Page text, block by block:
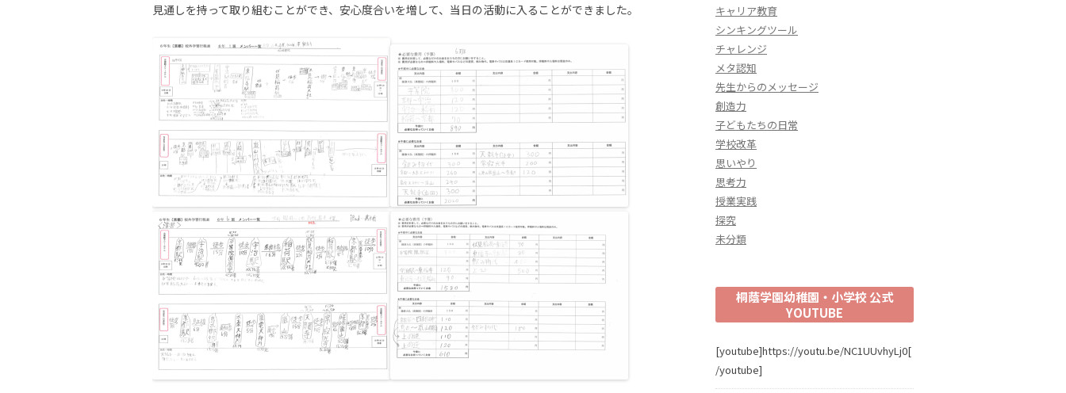
見通しを持って取り組むことができ、安心度合いを増して、当日の活動に入ることができました。
キャリア教育
シンキングツール
チャレンジ
メタ認知
先生からのメッセージ
創造力
子どもたちの日常
学校改革
思いやり
思考力
授業実践
探究
未分類
桐蔭学園幼稚園・小学校 公式
YOUTUBE
[youtube]https://youtu.be/NC1UUvhyLj0[
/youtube]